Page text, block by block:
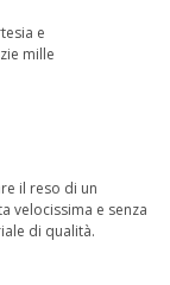
e
mille
il reso di un
velocissima e senza
di qualità.